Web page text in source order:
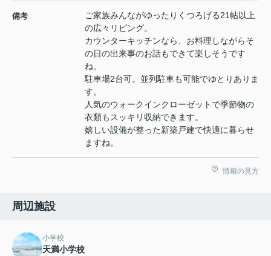
備考
ご家族みんながゆったりくつろげる21帖以上
の広々リビング。
カウンターキッチンなら、お料理しながらそ
の日の出来事のお話もできて楽しそうです
ね。
駐車場2台可。並列駐車も可能でゆとりありま
す。
人気のウォークインクローゼットで季節物の
衣類もスッキリ収納できます。
嬉しい設備が整った新築戸建で快適に暮らせ
ますね。
情報の見方
周辺施設
小学校
天満小学校